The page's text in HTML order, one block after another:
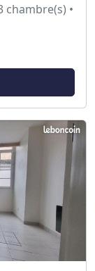
chambre(s) •